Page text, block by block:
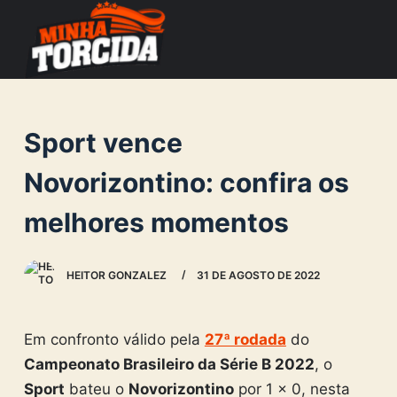
o
c
o
n
e
Sport vence
Novorizontino: confira os
melhores momentos
HEITOR GONZALEZ 31 DE AGOSTO DE 2022
Em confronto válido pela 27ª rodada do
Campeonato Brasileiro da Série B 2022, o
Sport bateu o Novorizontinopor 1 x 0, nesta